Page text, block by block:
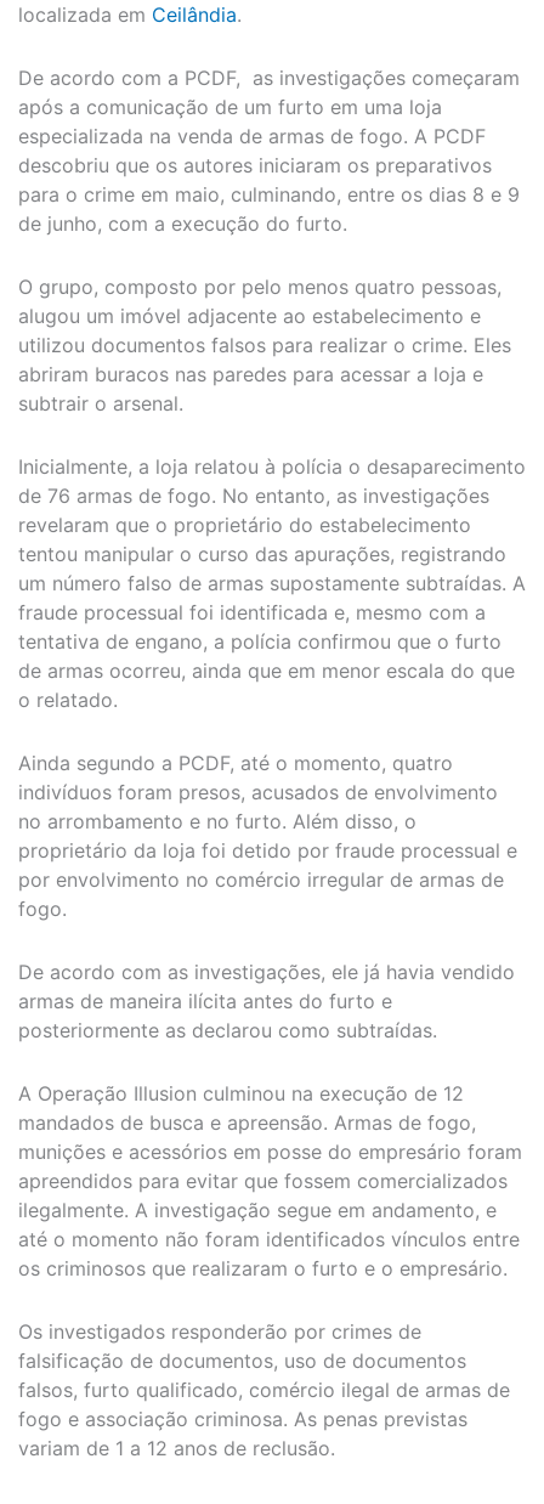
localizada em Ceilândia.
De acordo com a PCDF, as investigações começaram
após a comunicação de um furto em uma loja
especializada na venda de armas de fogo. A PCDF
descobriu que os autores iniciaram os preparativos
para o crime em maio, culminando, entre os dias 8 e 9
de junho, com a execução do furto.
O grupo, composto por pelo menos quatro pessoas,
alugou um imóvel adjacente ao estabelecimento e
utilizou documentos falsos para realizar o crime. Eles
abriram buracos nas paredes para acessar a loja e
subtrair o arsenal.
Inicialmente, a loja relatou à polícia o desaparecimento
de 76 armas de fogo. No entanto, as investigações
revelaram que o proprietário do estabelecimento
tentou manipular o curso das apurações, registrando
um número falso de armas supostamente subtraídas. A
fraude processual foi identificada e, mesmo com a
tentativa de engano, a polícia confirmou que o furto
de armas ocorreu, ainda que em menor escala do que
o relatado.
Ainda segundo a PCDF, até o momento, quatro
indivíduos foram presos, acusados de envolvimento
no arrombamento e no furto. Além disso, o
proprietário da loja foi detido por fraude processual e
por envolvimento no comércio irregular de armas de
fogo.
De acordo com as investigações, ele já havia vendido
armas de maneira ilícita antes do furto e
posteriormente as declarou como subtraídas.
A Operação Illusion culminou na execução de 12
mandados de busca e apreensão. Armas de fogo,
munições e acessórios em posse do empresário foram
apreendidos para evitar que fossem comercializados
ilegalmente. A investigação segue em andamento, e
até o momento não foram identificados vínculos entre
os criminosos que realizaram o furto e o empresário.
Os investigados responderão por crimes de
falsificação de documentos, uso de documentos
falsos, furto qualificado, comércio ilegal de armas de
fogo e associação criminosa. As penas previstas
variam de 1 a 12 anos de reclusão.